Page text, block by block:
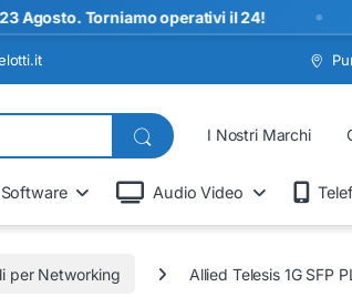
Torniamo operativi il 24!
I Nostri Marchi
Software Audio Video
per Networking Allied Telesis 1G SFP